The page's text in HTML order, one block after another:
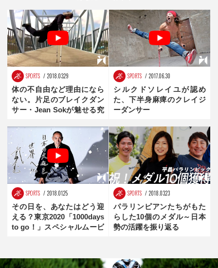
SPORTS 2018.03.29
体の不自由など理由になら
ない。片足のブレイクダン
サー・Jean Sokが魅せる究
SPORTS 2017.06.30
シルクドソレイユが認め
た、下半身麻痺のクレイジ
ーダンサー
SPORTS 2018.01.25
その日を、あなたはどう迎
える？東京2020「1000days
to go！」スペシャルムービ
SPORTS 2018.03.23
パラリンピアンたちがもた
らした10個のメダル～日本
勢の活躍を振り返る